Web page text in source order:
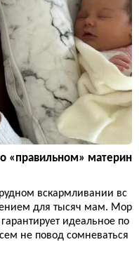
«правильном» материн
вскармливании вс
для тысяч мам. Мор
идеальное по
не повод сомневаться